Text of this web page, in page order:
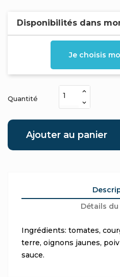
Disponibilités dans
Je choisis
Quantité
Ajouter au panier
Détails
Ingrédients: tomates,
terre, oignons jaunes,
sauce.